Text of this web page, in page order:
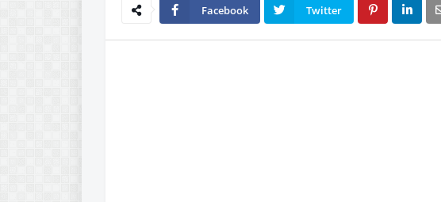
Facebook Twitter